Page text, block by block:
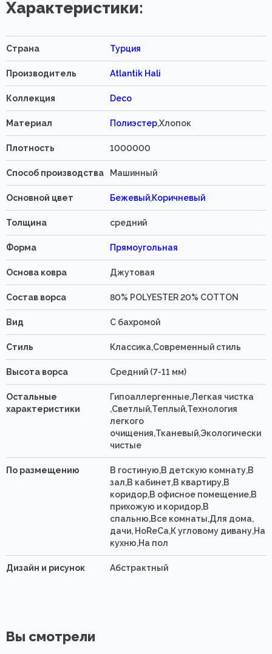
Характеристики:
Страна Турция
Производитель Atlantik Hali
Коллекция Deco
Материал Полиэстер,Хлопок
Плотность 1000000
Способ производства Машинный
Основной цвет Бежевый,Коричневый
Толщина средний
Форма Прямоугольная
Основа ковра Джутовая
Состав ворса 80% POLYESTER 20% COTTON
Вид C бахромой
Стиль Классика,Современный стиль
Высота ворса Средний (7-11 мм)
Остальные
характеристики
Гипоаллергенные,Легкая чистка
,Светлый,Теплый,Технология
легкого
очищения,Тканевый,Экологически
чистые
По размещению
В гостиную,В детскую комнату,В
зал,В кабинет,В квартиру,В
коридор,В офисное помещение,В
прихожую и коридор,В
спальню,Все комнаты,Для дома,
дачи, HoReCa,К угловому дивану,На
кухню,На пол
Дизайн и рисунок Абстрактный
Вы смотрели